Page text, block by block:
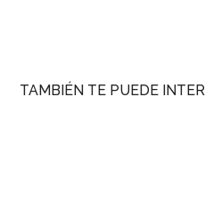
TAMBIÉN TE PUEDE